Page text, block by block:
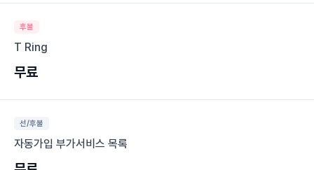
후불
T Ring
무료
선/후불
자동가입 부가서비스 목록